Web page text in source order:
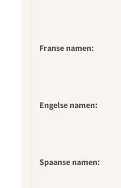
Franse namen:
Engelse namen:
Spaanse namen: